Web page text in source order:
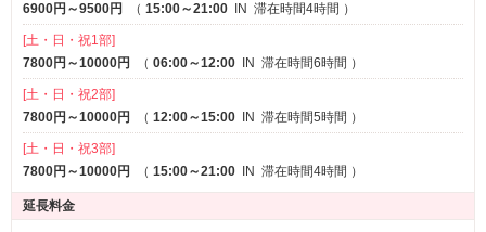
6900円～9500円
（ 15:00～21:00 IN 滞在時間4時間 ）
[土・日・祝1部]
7800円～10000円
（ 06:00～12:00 IN 滞在時間6時間 ）
[土・日・祝2部]
7800円～10000円
（ 12:00～15:00 IN 滞在時間5時間 ）
[土・日・祝3部]
7800円～10000円
（ 15:00～21:00 IN 滞在時間4時間 ）
延長料金